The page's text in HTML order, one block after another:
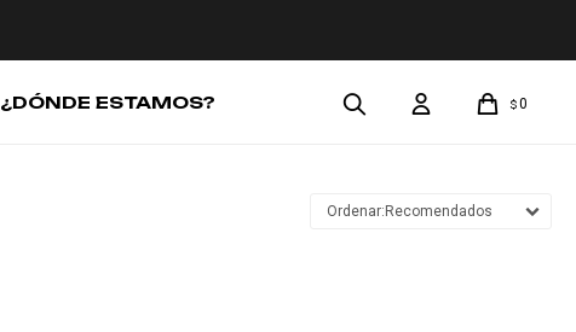
¿DÓNDE ESTAMOS? $0
Recomendados